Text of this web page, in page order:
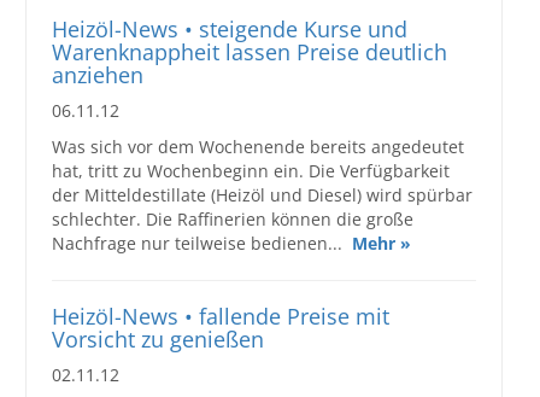
Heizöl-News • steigende Kurse und
Warenknappheit lassen Preise deutlich
anziehen
06.11.12
Was sich vor dem Wochenende bereits angedeutet
hat, tritt zu Wochenbeginn ein. Die Verfügbarkeit
der Mitteldestillate (Heizöl und Diesel) wird spürbar
schlechter. Die Raffinerien können die große
Nachfrage nur teilweise bedienen... Mehr »
Heizöl-News • fallende Preise mit
Vorsicht zu genießen
02.11.12